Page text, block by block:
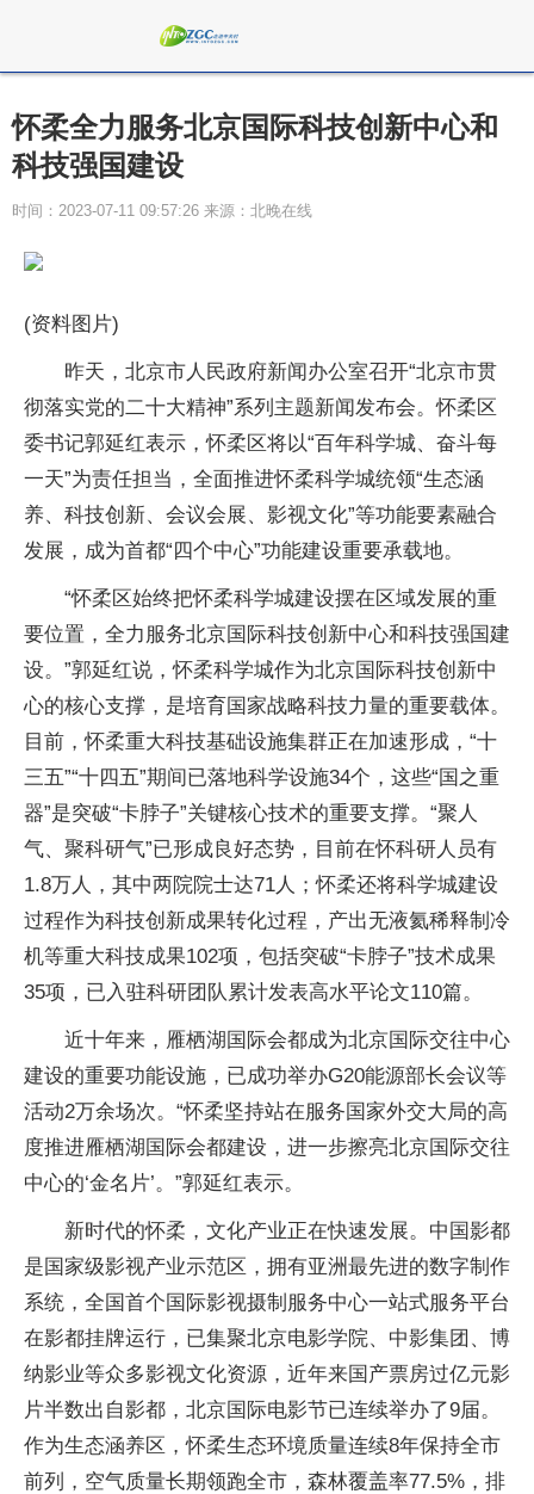
怀柔全力服务北京国际科技创新中心和
科技强国建设
时间：2023-07-11 09:57:26 来源：北晚在线
(资料图片)
昨天，北京市人民政府新闻办公室召开“北京市贯
彻落实党的二十大精神”系列主题新闻发布会。怀柔区
委书记郭延红表示，怀柔区将以“百年科学城、奋斗每
一天”为责任担当，全面推进怀柔科学城统领“生态涵
养、科技创新、会议会展、影视文化”等功能要素融合
发展，成为首都“四个中心”功能建设重要承载地。
“怀柔区始终把怀柔科学城建设摆在区域发展的重
要位置，全力服务北京国际科技创新中心和科技强国建
设。”郭延红说，怀柔科学城作为北京国际科技创新中
心的核心支撑，是培育国家战略科技力量的重要载体。
目前，怀柔重大科技基础设施集群正在加速形成，“十
三五”“十四五”期间已落地科学设施34个，这些“国之重
器”是突破“卡脖子”关键核心技术的重要支撑。“聚人
气、聚科研气”已形成良好态势，目前在怀科研人员有
1.8万人，其中两院院士达71人；怀柔还将科学城建设
过程作为科技创新成果转化过程，产出无液氦稀释制冷
机等重大科技成果102项，包括突破“卡脖子”技术成果
35项，已入驻科研团队累计发表高水平论文110篇。
近十年来，雁栖湖国际会都成为北京国际交往中心
建设的重要功能设施，已成功举办G20能源部长会议等
活动2万余场次。“怀柔坚持站在服务国家外交大局的高
度推进雁栖湖国际会都建设，进一步擦亮北京国际交往
中心的‘金名片’。”郭延红表示。
新时代的怀柔，文化产业正在快速发展。中国影都
是国家级影视产业示范区，拥有亚洲最先进的数字制作
系统，全国首个国际影视摄制服务中心一站式服务平台
在影都挂牌运行，已集聚北京电影学院、中影集团、博
纳影业等众多影视文化资源，近年来国产票房过亿元影
片半数出自影都，北京国际电影节已连续举办了9届。
作为生态涵养区，怀柔生态环境质量连续8年保持全市
前列，空气质量长期领跑全市，森林覆盖率77.5%，排